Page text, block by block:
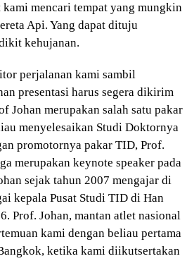
kami mencari tempat yang mungkin
Api. Yang dapat dituju
kehujanan.
perjalanan kami sambil
presentasi harus segera dikirim
Johan merupakan salah satu pakar
menyelesaikan Studi Doktornya
promotornya pakar TID, Prof.
merupakan keynote speaker pada
sejak tahun 2007 mengajar di
kepala Pusat Studi TID di Han
Prof. Johan, mantan atlet nasional
kami dengan beliau pertama
ketika kami diikutsertakan